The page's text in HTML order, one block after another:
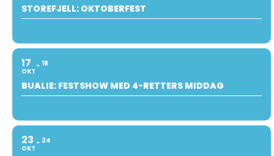
STOREFJELL: OKTOBERFEST
17
OKT
18
BUALIE: FESTSHOW MED 4-RETTERS MIDDAG
23
OKT
24